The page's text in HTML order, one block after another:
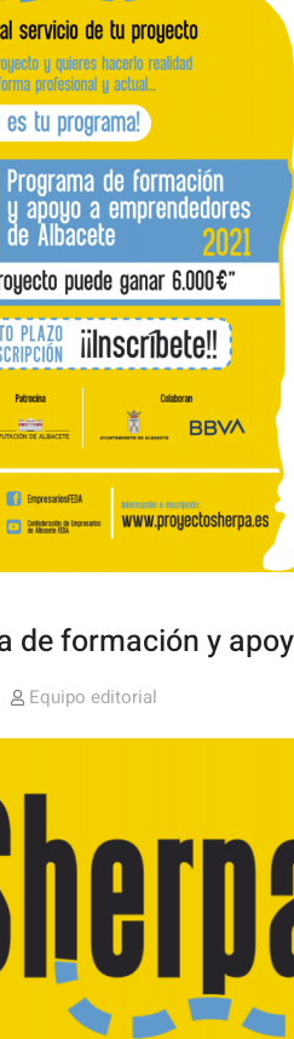
de formación y
Equipo editorial